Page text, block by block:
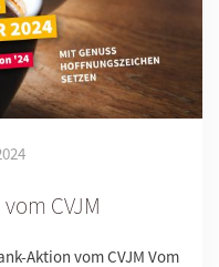
CVJM
Aktion vom CVJM Vom